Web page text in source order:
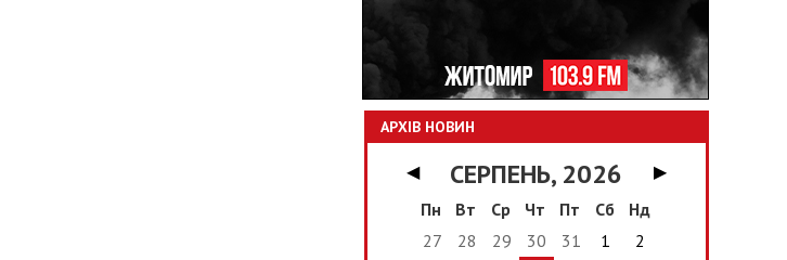
АРХІВ НОВИН
◀ СЕРПЕНЬ, 2026
▶
Пн
Вт Ср Чт Пт Сб
Нд
27
28 29 30 31 1
2